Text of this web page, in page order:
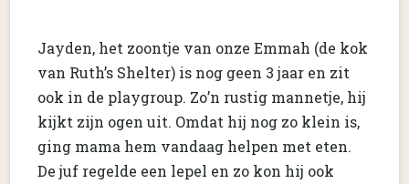
Jayden, het zoontje van onze Emmah (de kok
van Ruth’s Shelter) is nog geen 3 jaar en zit
ook in de playgroup. Zo’n rustig mannetje, hij
kijkt zijn ogen uit. Omdat hij nog zo klein is,
ging mama hem vandaag helpen met eten.
De juf regelde een lepel en zo kon hij ook